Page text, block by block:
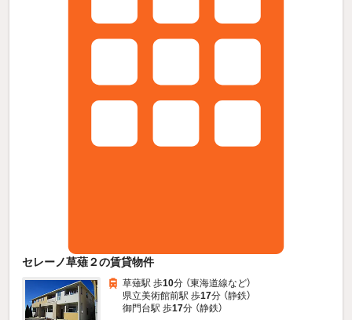
セレーノ草薙２の賃貸物件
草薙駅 歩10分 （東海道線など）
県立美術館前駅 歩17分 （静鉄）
御門台駅 歩17分 （静鉄）